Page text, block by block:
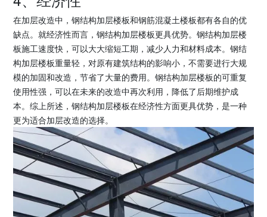
在加层改造中，钢结构加层楼板和钢筋混凝土楼板都有各自的优
缺点。就经济性而言，钢结构加层楼板更具优势。钢结构加层楼
板施工速度快，可以大大缩短工期，减少人力和材料成本。钢结
构加层楼板重量轻，对原有建筑结构的影响小，不需要进行大规
模的加固和改造，节省了大量的费用。钢结构加层楼板的可重复
使用性强，可以在未来的改造中再次利用，降低了后期维护成
本。综上所述，钢结构加层楼板在经济性方面更具优势，是一种
更为适合加层改造的选择。